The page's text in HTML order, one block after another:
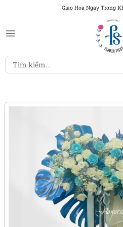
dung
Giao Hoa Ngay Trong
Tìm
kiếm: